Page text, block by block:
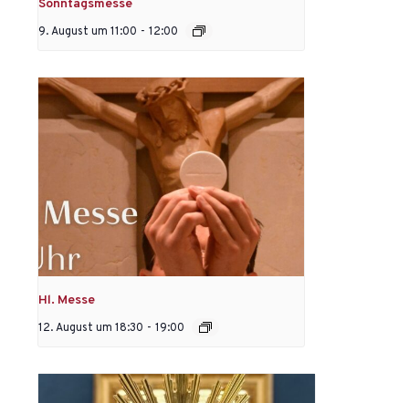
Sonntagsmesse
9. August um 11:00 - 12:00
Hl. Messe
12. August um 18:30 - 19:00